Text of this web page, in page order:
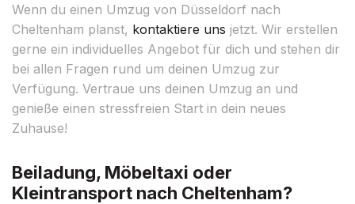
Wenn du einen Umzug von Düsseldorf nach
Cheltenham planst, kontaktiere uns jetzt. Wir erstellen
gerne ein individuelles Angebot für dich und stehen dir
bei allen Fragen rund um deinen Umzug zur
Verfügung. Vertraue uns deinen Umzug an und
genieße einen stressfreien Start in dein neues
Zuhause!
Beiladung, Möbeltaxi oder
Kleintransport nach Cheltenham?